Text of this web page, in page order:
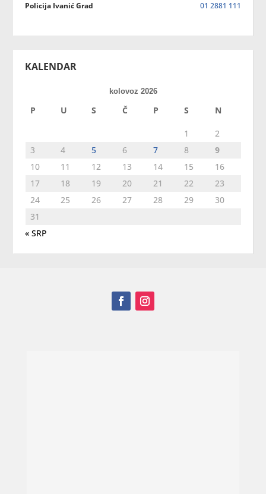
Policija Ivanić Grad 01 2881 111
KALENDAR
kolovoz 2026
P U S Č P S N
1
2
3
4 5 6 7 8
9
10
11 12 13 14 15
16
17
18 19 20 21 22
23
24
25 26 27 28 29
30
31
« SRP